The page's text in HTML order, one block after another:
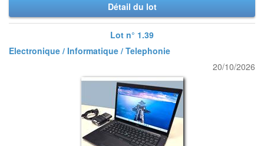
Détail du lot
Lot n° 1.39
Electronique / Informatique / Telephonie
20/10/2026